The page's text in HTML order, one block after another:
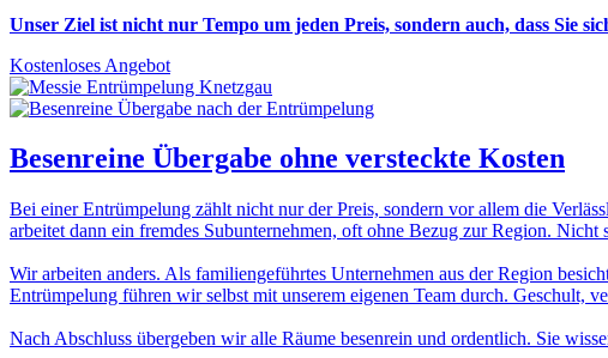
Unser Ziel ist nicht nur Tempo um jeden Preis, sondern auch, dass Sie
Kostenloses Angebot
Besenreine Übergabe ohne versteckte Kosten
Bei einer Entrümpelung zählt nicht nur der Preis, sondern vor allem die
arbeitet dann ein fremdes Subunternehmen, oft ohne Bezug zur Region.
Wir arbeiten anders. Als familiengeführtes Unternehmen aus der Region
Entrümpelung führen wir selbst mit unserem eigenen Team durch. Geschult,
Nach Abschluss übergeben wir alle Räume besenrein und ordentlich. Sie